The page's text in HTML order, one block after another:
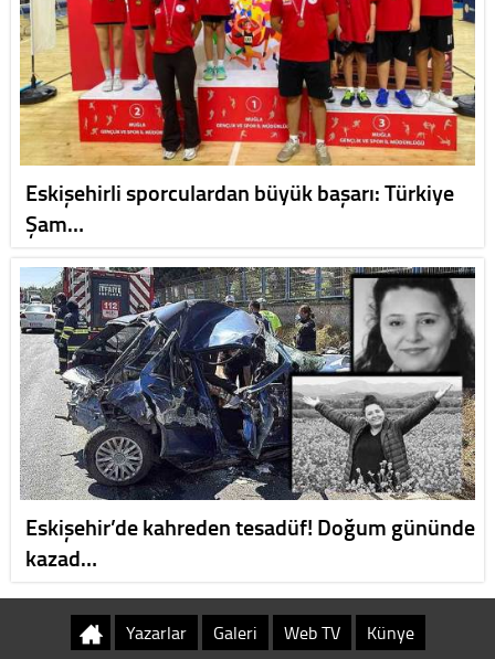
Eskişehirli sporculardan büyük başarı: Türkiye
Şam…
Eskişehir’de kahreden tesadüf! Doğum gününde
kazad…
Yazarlar Galeri Web TV Künye